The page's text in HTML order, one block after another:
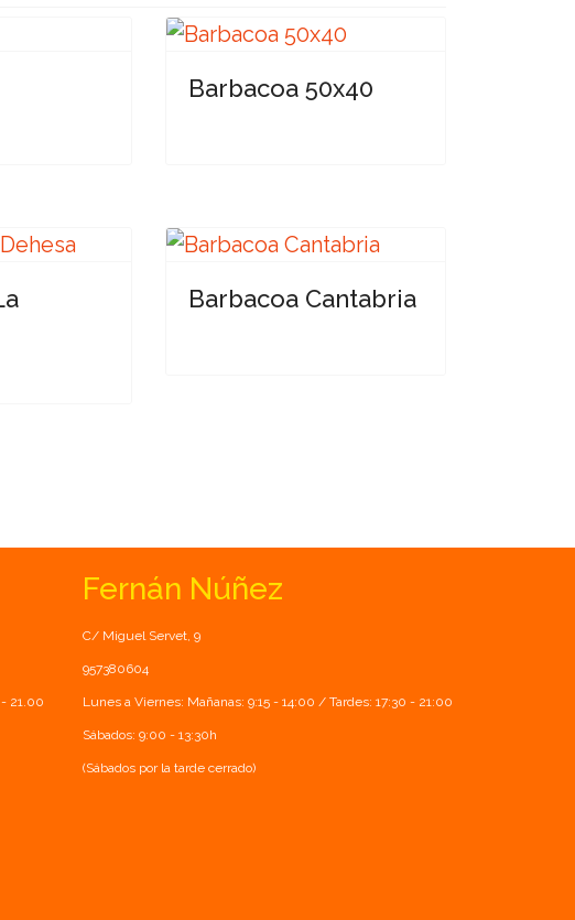
Barbacoa 50x40
Barbacoa Cantabria
21.00
Fernán Núñez
C/ Miguel Servet, 9
957380604
Lunes a Viernes: Mañanas: 9:15 - 14:00 / Tardes: 17:30 - 21:00
Sábados: 9:00 - 13:30h
(Sábados por la tarde cerrado)